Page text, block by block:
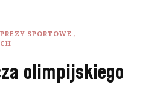
SPORTOWE
olimpijskiego